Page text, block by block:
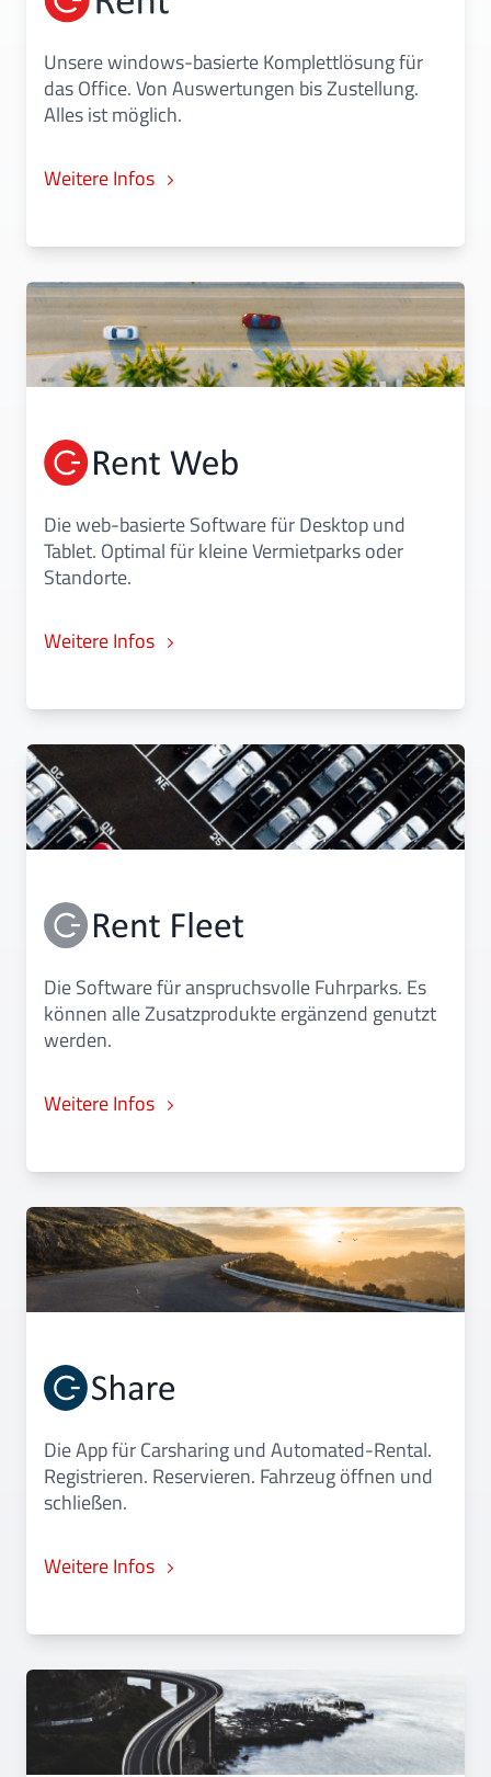
Unsere windows-basierte Komplettlösung für
das Office. Von Auswertungen bis Zustellung.
Alles ist möglich.
Weitere Infos
Die web-basierte Software für Desktop und
Tablet. Optimal für kleine Vermietparks oder
Standorte.
Weitere Infos
Die Software für anspruchsvolle Fuhrparks. Es
können alle Zusatzprodukte ergänzend genutzt
werden.
Weitere Infos
Die App für Carsharing und Automated-Rental.
Registrieren. Reservieren. Fahrzeug öffnen und
schließen.
Weitere Infos